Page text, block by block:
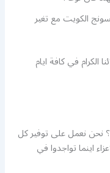
الكويت مع تغير
في كافة ايام
نحن نعمل على توفير كل
اينما تواجدوا في